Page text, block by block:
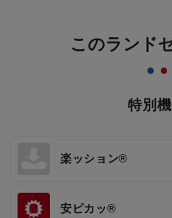
このランド
特別
楽ッション®
安ピカッ®